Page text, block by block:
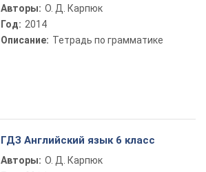
Авторы: О. Д. Карпюк
Год: 2014
Описание: Тетрадь по грамматике
ГДЗ Английский язык 6 класс
Авторы: О. Д. Карпюк